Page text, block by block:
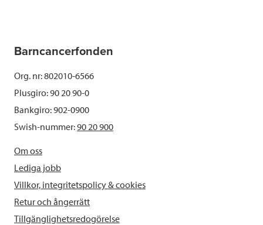
Barncancerfonden
Org. nr: 802010-6566
Plusgiro: 90 20 90-0
Bankgiro: 902-0900
Swish-nummer:90 20 900
Om oss
Lediga jobb
Villkor, integritetspolicy & cookies
Retur och ångerrätt
Tillgänglighetsredogörelse